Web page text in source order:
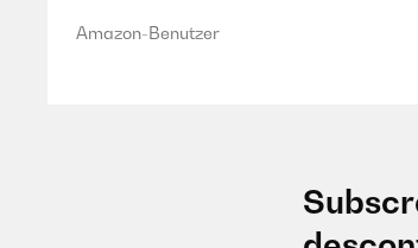
Amazon-Benutzer